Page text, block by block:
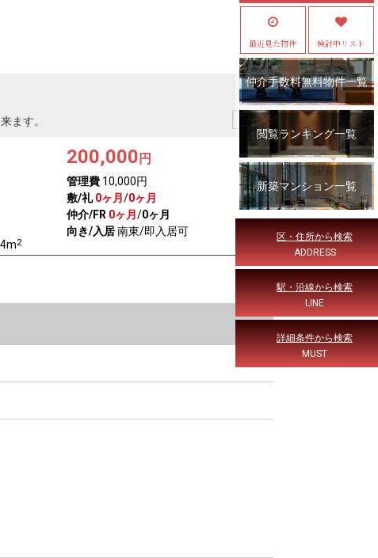
ます。
2
200,000 円
管理費 10,000円
敷/礼 0ヶ月/0ヶ月
仲介/FR 0ヶ月/0ヶ月
向き/入居南東/即入居可
最近見た物件 検討中リスト
仲介手数料無料物件一覧
閲覧ランキング一覧
新築マンション一覧
区・住所から検索
ADDRESS
駅・沿線から検索
LINE
詳細条件から検索
MUST